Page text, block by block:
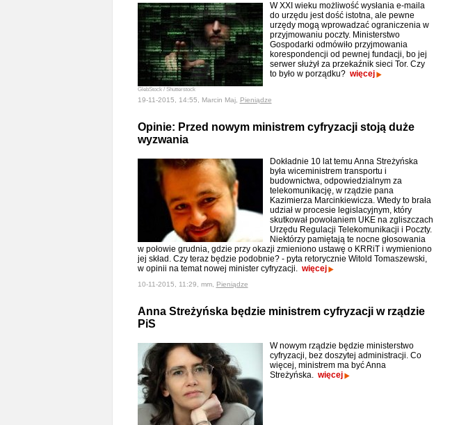
GlebStock / Shutterstock
W XXI wieku możliwość wysłania e-maila
do urzędu jest dość istotna, ale pewne
urzędy mogą wprowadzać ograniczenia w
przyjmowaniu poczty. Ministerstwo
Gospodarki odmówiło przyjmowania
korespondencji od pewnej fundacji, bo jej
serwer służył za przekaźnik sieci Tor. Czy
to było w porządku? więcej
19-11-2015, 14:55, Marcin Maj, Pieniądze
Opinie: Przed nowym ministrem cyfryzacji stoją duże
wyzwania
Dokładnie 10 lat temu Anna Streżyńska
była wiceministrem transportu i
budownictwa, odpowiedzialnym za
telekomunikację, w rządzie pana
Kazimierza Marcinkiewicza. Wtedy to brała
udział w procesie legislacyjnym, który
skutkował powołaniem UKE na zgliszczach
Urzędu Regulacji Telekomunikacji i Poczty.
Niektórzy pamiętają te nocne głosowania
w połowie grudnia, gdzie przy okazji zmieniono ustawę o KRRiT i wymieniono
jej skład. Czy teraz będzie podobnie? - pyta retorycznie Witold Tomaszewski,
w opinii na temat nowej minister cyfryzacji. więcej
10-11-2015, 11:29, mm, Pieniądze
Anna Streżyńska będzie ministrem cyfryzacji w rządzie
PiS
W nowym rządzie będzie ministerstwo
cyfryzacji, bez doszytej administracji. Co
więcej, ministrem ma być Anna
Streżyńska. więcej